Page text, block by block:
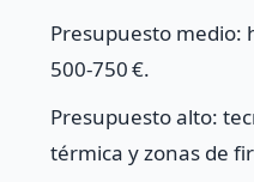
Presupuesto medio:
500‑750 €.
Presupuesto alto:
térmica y zonas de